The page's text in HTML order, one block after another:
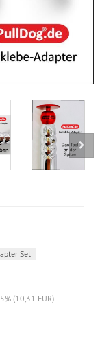
Set
(10,31 EUR)